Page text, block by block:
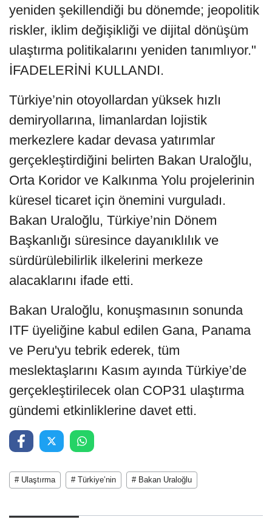
yeniden şekillendiği bu dönemde; jeopolitik
riskler, iklim değişikliği ve dijital dönüşüm
ulaştırma politikalarını yeniden tanımlıyor."
İFADELERİNİ KULLANDI.
Türkiye’nin otoyollardan yüksek hızlı
demiryollarına, limanlardan lojistik
merkezlere kadar devasa yatırımlar
gerçekleştirdiğini belirten Bakan Uraloğlu,
Orta Koridor ve Kalkınma Yolu projelerinin
küresel ticaret için önemini vurguladı.
Bakan Uraloğlu, Türkiye’nin Dönem
Başkanlığı süresince dayanıklılık ve
sürdürülebilirlik ilkelerini merkeze
alacaklarını ifade etti.
Bakan Uraloğlu, konuşmasının sonunda
ITF üyeliğine kabul edilen Gana, Panama
ve Peru'yu tebrik ederek, tüm
meslektaşlarını Kasım ayında Türkiye’de
gerçekleştirilecek olan COP31 ulaştırma
gündemi etkinliklerine davet etti.
# Ulaştırma # Türkiye’nin # Bakan Uraloğlu